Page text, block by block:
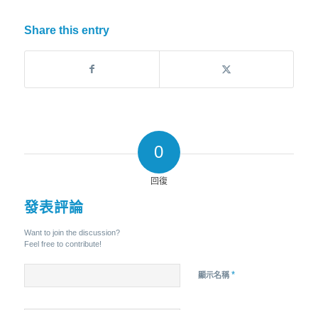
Share this entry
0
回復
發表評論
Want to join the discussion?
Feel free to contribute!
顯示名稱 *